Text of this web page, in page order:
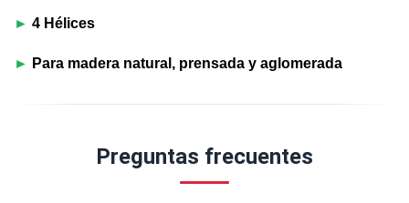
► 4 Hélices
► Para madera natural, prensada y aglomerada
Preguntas frecuentes